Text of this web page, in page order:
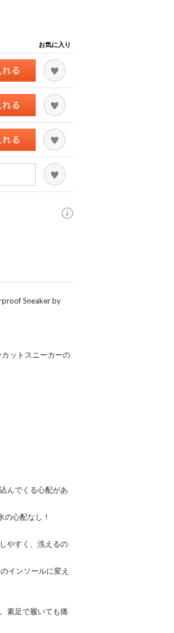
お気に入り
Sneaker by
ットスニーカーの
んでくる心配があ
心配なし！
やすく、洗えるの
インソールに変え
素足で履いても痛